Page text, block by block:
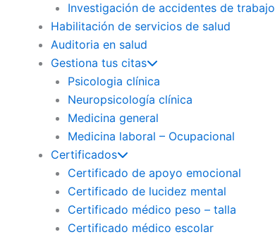
Investigación de accidentes de trabajo
Habilitación de servicios de salud
Auditoria en salud
Gestiona tus citas
Psicologia clínica
Neuropsicología clínica
Medicina general
Medicina laboral – Ocupacional
Certificados
Certificado de apoyo emocional
Certificado de lucidez mental
Certificado médico peso – talla
Certificado médico escolar